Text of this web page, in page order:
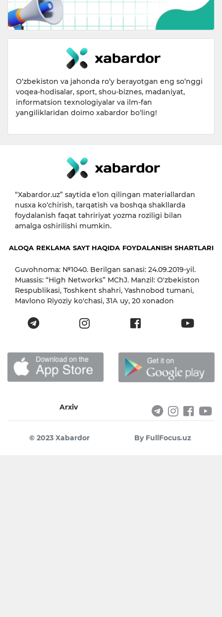
O‘zbekiston va jahonda ro‘y berayotgan eng so‘nggi
voqea-hodisalar, sport, shou-biznes, madaniyat,
informatsion texnologiyalar va ilm-fan
yangiliklaridan doimo xabardor bo‘ling!
“Xabardor.uz” saytida eʼlon qilingan materiallardan
nusxa ko‘chirish, tarqatish va boshqa shakllarda
foydalanish faqat tahririyat yozma roziligi bilan
amalga oshirilishi mumkin.
ALOQA REKLAMA SAYT HAQIDA FOYDALANISH SHARTLARI
Guvohnoma: №1040. Berilgan sanasi: 24.09.2019-yil.
Muassis: “High Networks” MChJ. Manzil: O'zbekiston
Respublikasi, Toshkent shahri, Yashnobod tumani,
Mavlono Riyoziy ko'chasi, 31А uy, 20 xonadon
Arxiv
© 2023 Xabardor By FullFocus.uz